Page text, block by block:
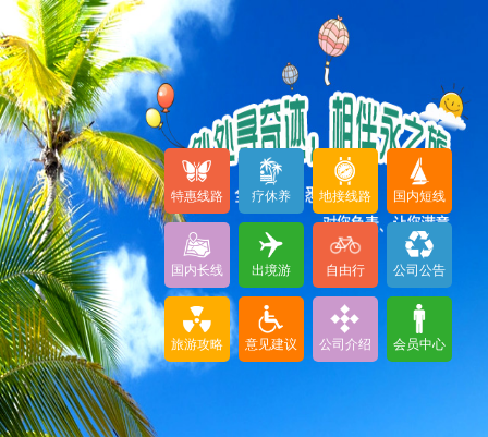
特惠线路 疗休养 地接线路 国内短线
国内长线 出境游 自由行 公司公告
旅游攻略 意见建议 公司介绍 会员中心